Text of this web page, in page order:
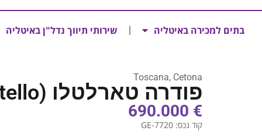
בתים למכירה באיטליה שירותי תיווך נדל"ן באיטליה
Toscana, Cetona
פודרה טארלטלו (Podere Tarlatello)
€ 690.000
קוד נכס: GE-7720